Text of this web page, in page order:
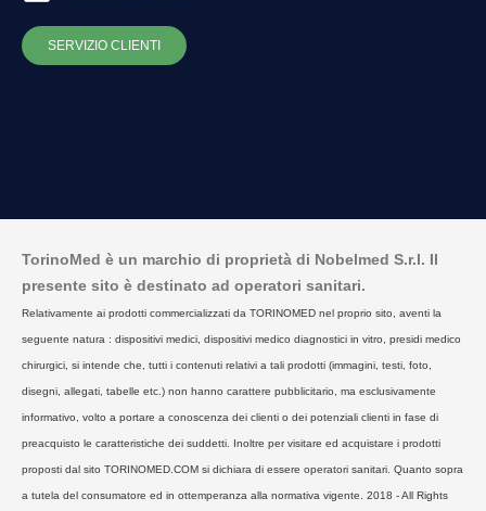
SERVIZIO CLIENTI
TorinoMed è un marchio di proprietà di Nobelmed S.r.l. Il
presente sito è destinato ad operatori sanitari.
Relativamente ai prodotti commercializzati da TORINOMED nel proprio sito, aventi la
seguente natura : dispositivi medici, dispositivi medico diagnostici in vitro, presidi medico
chirurgici, si intende che, tutti i contenuti relativi a tali prodotti (immagini, testi, foto,
disegni, allegati, tabelle etc.) non hanno carattere pubblicitario, ma esclusivamente
informativo, volto a portare a conoscenza dei clienti o dei potenziali clienti in fase di
preacquisto le caratteristiche dei suddetti. Inoltre per visitare ed acquistare i prodotti
proposti dal sito TORINOMED.COM si dichiara di essere operatori sanitari. Quanto sopra
a tutela del consumatore ed in ottemperanza alla normativa vigente. 2018 - All Rights